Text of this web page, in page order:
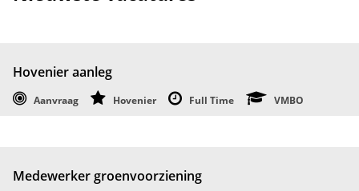
Hovenier aanleg
Aanvraag Hovenier Full Time VMBO
Medewerker groenvoorziening